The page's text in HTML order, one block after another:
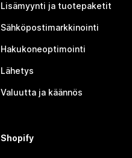
Lisämyynti ja tuotepaketit
Sähköpostimarkkinointi
Hakukoneoptimointi
Lähetys
Valuutta ja käännös
Shopify